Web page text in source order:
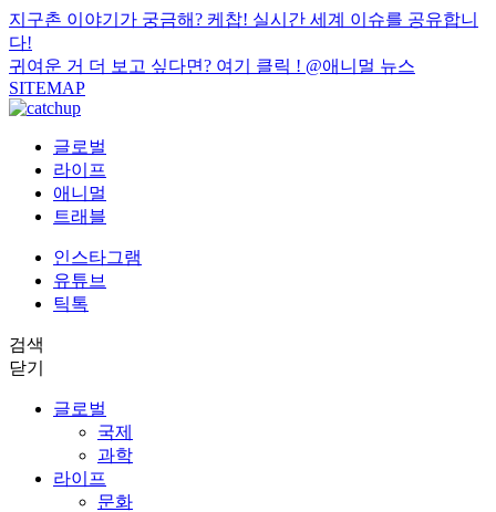
지구촌 이야기가 궁금해? 케찹! 실시간 세계 이슈를 공유합니
다!
귀여운 거 더 보고 싶다면? 여기 클릭 ! @애니멀 뉴스
SITEMAP
글로벌
라이프
애니멀
트래블
인스타그램
유튜브
틱톡
검색
닫기
글로벌
국제
과학
라이프
문화